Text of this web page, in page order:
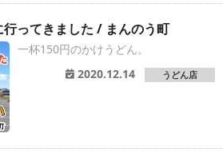
ってきました / まんのう町
一杯150円のかけうどん。
2020.12.14
うどん店